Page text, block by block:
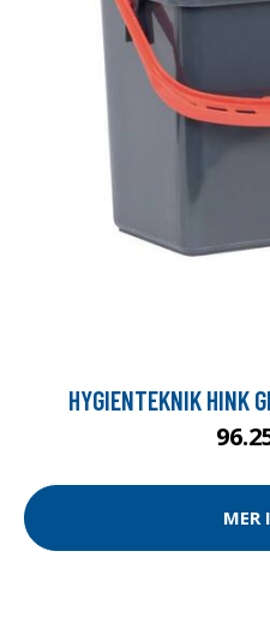
HYGIENTEKNIK HINK
MER